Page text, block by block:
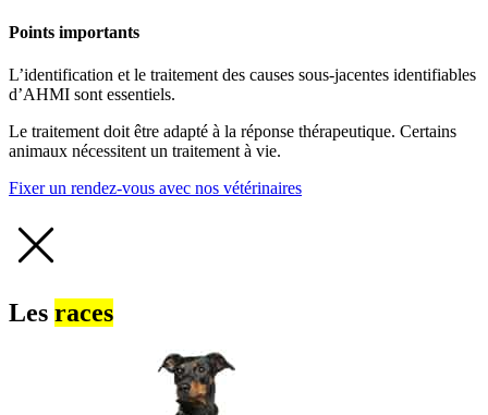
Points importants
L’identification et le traitement des causes sous-jacentes identifiables
d’AHMI sont essentiels.
Le traitement doit être adapté à la réponse thérapeutique. Certains
animaux nécessitent un traitement à vie.
Fixer un rendez-vous avec nos vétérinaires
Les races